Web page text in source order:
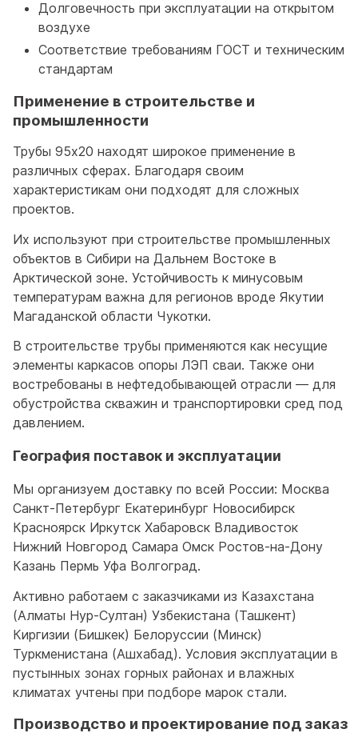
Долговечность при эксплуатации на открытом
воздухе
Соответствие требованиям ГОСТ и техническим
стандартам
Применение в строительстве и
промышленности
Трубы 95x20 находят широкое применение в
различных сферах. Благодаря своим
характеристикам они подходят для сложных
проектов.
Их используют при строительстве промышленных
объектов в Сибири на Дальнем Востоке в
Арктической зоне. Устойчивость к минусовым
температурам важна для регионов вроде Якутии
Магаданской области Чукотки.
В строительстве трубы применяются как несущие
элементы каркасов опоры ЛЭП сваи. Также они
востребованы в нефтедобывающей отрасли — для
обустройства скважин и транспортировки сред под
давлением.
География поставок и эксплуатации
Мы организуем доставку по всей России: Москва
Санкт-Петербург Екатеринбург Новосибирск
Красноярск Иркутск Хабаровск Владивосток
Нижний Новгород Самара Омск Ростов-на-Дону
Казань Пермь Уфа Волгоград.
Активно работаем с заказчиками из Казахстана
(Алматы Нур-Султан) Узбекистана (Ташкент)
Киргизии (Бишкек) Белоруссии (Минск)
Туркменистана (Ашхабад). Условия эксплуатации в
пустынных зонах горных районах и влажных
климатах учтены при подборе марок стали.
Производство и проектирование под заказ